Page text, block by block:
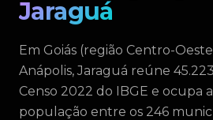
Jaraguá
Em Goiás (região Centro-
Anápolis, Jaraguá reúne
Censo 2022 do IBGE e ocupa
população entre os 246